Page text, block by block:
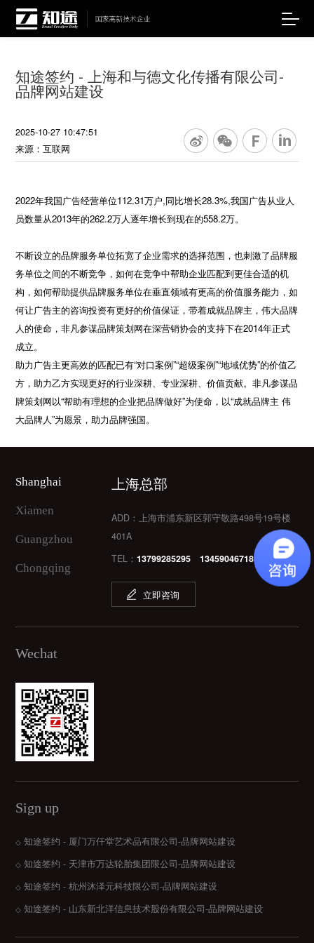
知途签约 - 上海和与德文化传播有限公司-
品牌网站建设
2025-10-27 10:47:51
来源：互联网
2022年我国广告经营单位112.31万户,同比增长28.3%,我国广告从业人
员数量从2013年的262.2万人逐年增长到现在的558.2万。
不断设立的品牌服务单位拓宽了企业需求的选择范围，也刺激了品牌服
务单位之间的不断竞争，如何在竞争中帮助企业匹配到更佳合适的机
构，如何帮助提供品牌服务单位在垂直领域有更高的价值服务能力，如
何让广告主的咨询投资有更好的价值保证，带着成就品牌主，伟大品牌
人的使命，非凡参谋品牌策划网在深营销协会的支持下在2014年正式
成立。
助力广告主更高效的匹配已有“对口案例”“超级案例”“地域优势”的价值乙
方，助力乙方实现更好的行业深耕、专业深耕、价值贡献。非凡参谋品
牌策划网以“帮助有理想的企业把品牌做好”为使命，以“成就品牌主 伟
大品牌人”为愿景，助力品牌强国。
Shanghai
Xiamen
Guangzhou
Chongqing
上海总部
ADD：上海市浦东新区郭守敬路498号19号楼
401A
TEL：13799285295 13459046718
立即咨询
Wechat
Sign up
◇ 知途签约 - 厦门万仟堂艺术品有限公司-品牌网站建设
◇ 知途签约 - 天津市万达轮胎集团限公司-品牌网站建设
◇ 知途签约 - 杭州沐泽元科技限公司-品牌网站建设
◇ 知途签约 - 山东新北洋信息技术股份有限公司-品牌网站建设